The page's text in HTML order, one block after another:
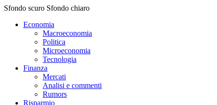
Sfondo scuro Sfondo chiaro
Economia
Macroeconomia
Politica
Microeconomia
Tecnologia
Finanza
Mercati
Analisi e commenti
Rumors
Risparmio